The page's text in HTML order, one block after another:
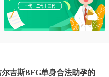
尔吉斯BFG单身合法助孕的